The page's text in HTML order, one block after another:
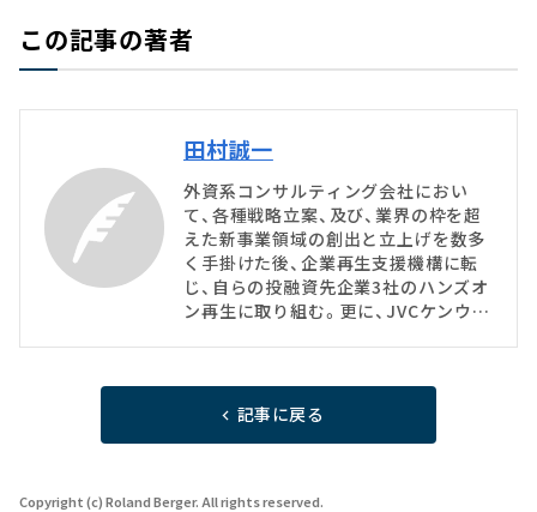
この記事の著者
田村誠一
外資系コンサルティング会社におい
て、各種戦略立案、及び、業界の枠を超
えた新事業領域の創出と立上げを数多
く手掛けた後、企業再生支援機構に転
じ、自らの投融資先企業3社のハンズオ
ン再生に取り組む。更に、JVCケンウッ
売却を統括、日本電産の専務執行役員
として、海外被買収事業のPMIと成長加
速に取り組んだ後、ローランド・ベルガ
記事に戻る
Copyright (c) Roland Berger. All rights reserved.